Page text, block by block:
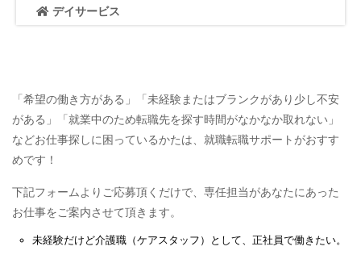
デイサービス
「希望の働き方がある」「未経験またはブランクがあり少し不安
がある」「就業中のため転職先を探す時間がなかなか取れない」
などお仕事探しに困っているかたは、就職転職サポートがおすす
めです！
下記フォームよりご応募頂くだけで、専任担当があなたにあった
お仕事をご案内させて頂きます。
未経験だけど介護職（ケアスタッフ） として、 正社員で働きたい。